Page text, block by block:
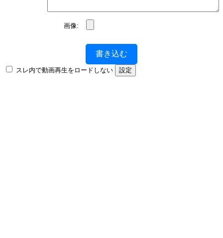
画像:
書き込む
スレ内で動画再生をロードしない